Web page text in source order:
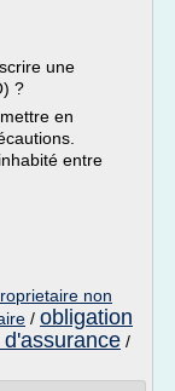
une
?
en
entre
non
/ obligation
/